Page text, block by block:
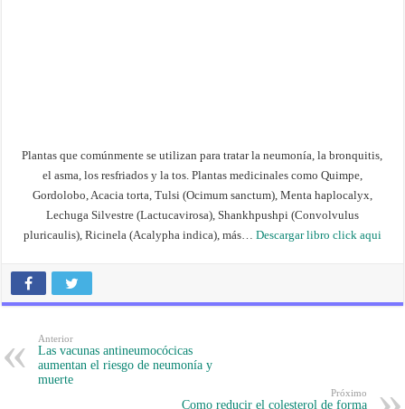
Plantas que comúnmente se utilizan para tratar la neumonía, la bronquitis,
el asma, los resfriados y la tos. Plantas medicinales como Quimpe,
Gordolobo, Acacia torta, Tulsi (Ocimum sanctum), Menta haplocalyx,
Lechuga Silvestre (Lactucavirosa), Shankhpushpi (Convolvulus
pluricaulis), Ricinela (Acalypha indica), más… Descargar libro click aqui
Anterior
Las vacunas antineumocócicas
aumentan el riesgo de neumonía y
muerte
Próximo
Como reducir el colesterol de forma